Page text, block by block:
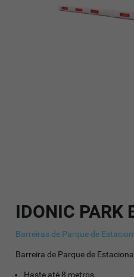
IDONIC PARK
Barreiras de Parque de
Barreira de Parque de
Haste até 8 metros